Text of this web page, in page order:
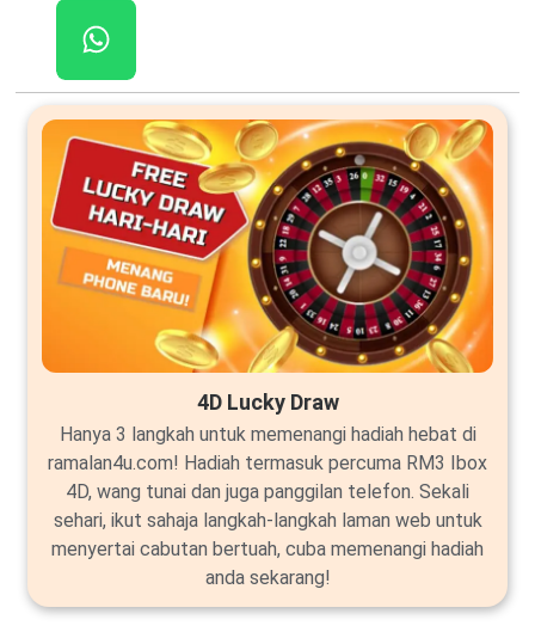
4D Lucky Draw
Hanya 3 langkah untuk memenangi hadiah hebat di
ramalan4u.com! Hadiah termasuk percuma RM3 Ibox
4D, wang tunai dan juga panggilan telefon. Sekali
sehari, ikut sahaja langkah-langkah laman web untuk
menyertai cabutan bertuah, cuba memenangi hadiah
anda sekarang!